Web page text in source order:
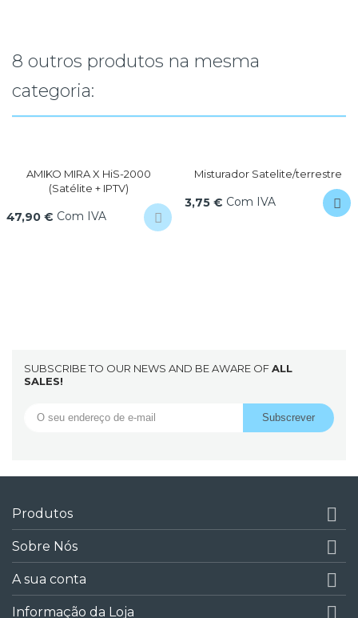
8 outros produtos na mesma
categoria:
AMIKO MIRA X HiS-2000
(Satélite + IPTV)
47,90 € Com IVA
Misturador Satelite/terrestre
3,75 € Com IVA
SUBSCRIBE TO OUR NEWS AND BE AWARE OFALL
SALES!
Produtos 
Sobre Nós 
A sua conta 
Informação da Loja 